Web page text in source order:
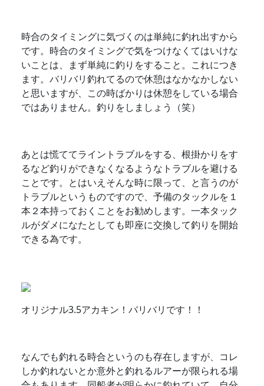
時合のタイミングに気づくのは単純に釣れ出すから
です。時合のタイミングで気をつけなくてはいけな
いことは、まず単純に釣りをすること。これにつき
ます。バリバリ釣れてるので休憩はなかなかしない
と思いますが、この時ばかりは休憩をしている場合
ではありません。釣りをしましょう（笑）
あとは慌ててライントラブルをする、根掛かりをす
るなど釣りができなくなるようなトラブルを避ける
ことです。とはいえそんな時に限って、と言うのが
トラブルというものですので、予備のタックルを１
本２本持っておくことをお勧めします。一本タック
ルがダメになたとしても即座に交換して釣りを開始
できる為です。
オリジナル3.5アカキン！バリバリです！！
なんでも釣れる時合というのも存在しますが、コレ
しか釣れないとか意外と釣れるルアーが限られる場